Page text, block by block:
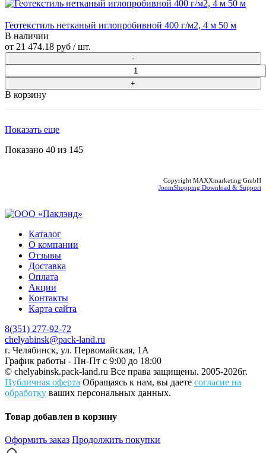
Геотекстиль нетканый иглопробивной 400 г/м2, 4 м 50 м
В наличии
от 21 474.18 руб / шт.
В корзину
Показать еще
Показано 40 из 145
Copyright MAXXmarketing GmbH
JoomShopping Download & Support
Каталог
О компании
Отзывы
Доставка
Оплата
Акции
Контакты
Карта сайта
8(351) 277-92-72
chelyabinsk@pack-land.ru
г. Челябинск, ул. Первомайская, 1А
График работы - Пн-Пт с 9:00 до 18:00
© chelyabinsk.pack-land.ru Все права защищены. 2005-2026г.
Публичная оферта Обращаясь к нам, вы даете согласие на
обработку ваших персональных данных.
Товар добавлен в корзину
Оформить заказ Продолжить покупки